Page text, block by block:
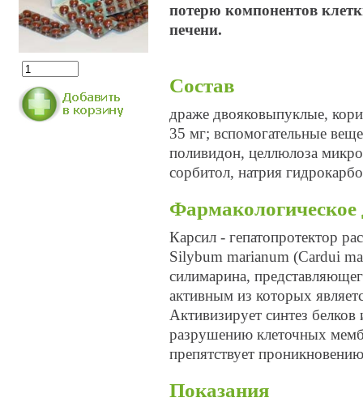
потерю компонентов
печени.
Состав
драже двояковыпуклые,
35 мг; вспомогательные
поливидон, целлюлоза
сорбитол, натрия
Фармакологическое
Карсил - гепатопротектор
Silybum marianum (Cardui
силимарина,
активным из которых
Активизирует синтез
разрушению клеточных
препятствует
Показания